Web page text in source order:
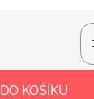
DO KOŠÍKU